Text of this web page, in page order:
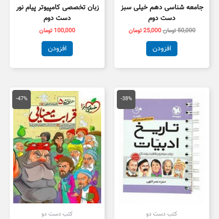
جامعه شناسی دهم خیلی سبز
دست دوم
50,000تومان25,000تومان
افزودن
زبان تخصصی کامپیوتر پیام نور
دست دوم
100,000 تومان
افزودن
-38%
کتب دست دو
اصلی
80,000 تومان
بود.
قیمت
فعلی
50,000 تومان
-47%
کتب دست دو
قیمت
اصلی
66,000 تومان
بود.
قیمت
فعلی
است.